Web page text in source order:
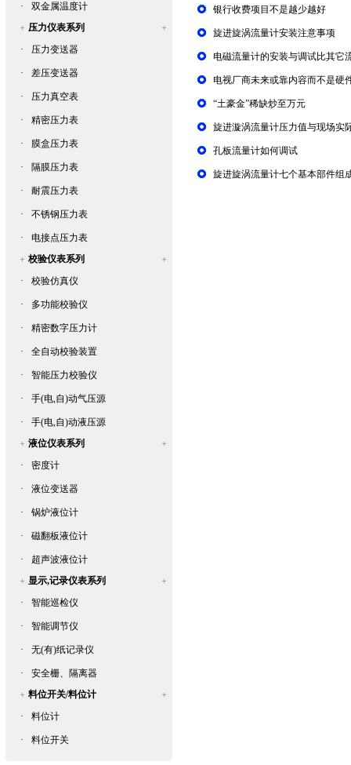
·
双金属温度计
压力仪表系列
·
压力变送器
· 差压变送器
· 压力真空表
· 精密压力表
· 膜盒压力表
· 隔膜压力表
· 耐震压力表
· 不锈钢压力表
·
电接点压力表
校验仪表系列
·
校验仿真仪
· 多功能校验仪
· 精密数字压力计
· 全自动校验装置
· 智能压力校验仪
· 手(电,自)动气压源
·
手(电,自)动液压源
液位仪表系列
·
密度计
· 液位变送器
· 锅炉液位计
· 磁翻板液位计
·
超声波液位计
显示,记录仪表系列
·
智能巡检仪
· 智能调节仪
· 无(有)纸记录仪
·
安全栅、隔离器
料位开关/料位计
·
料位计
· 料位开关
银行收费项目不是越少越好
旋进旋涡流量计安装注意事项
电磁流量计的安装与调试比其它
电视厂商未来或靠内容而不是硬
“土豪金”稀缺炒至万元
旋进漩涡流量计压力值与现场实
孔板流量计如何调试
旋进旋涡流量计七个基本部件组